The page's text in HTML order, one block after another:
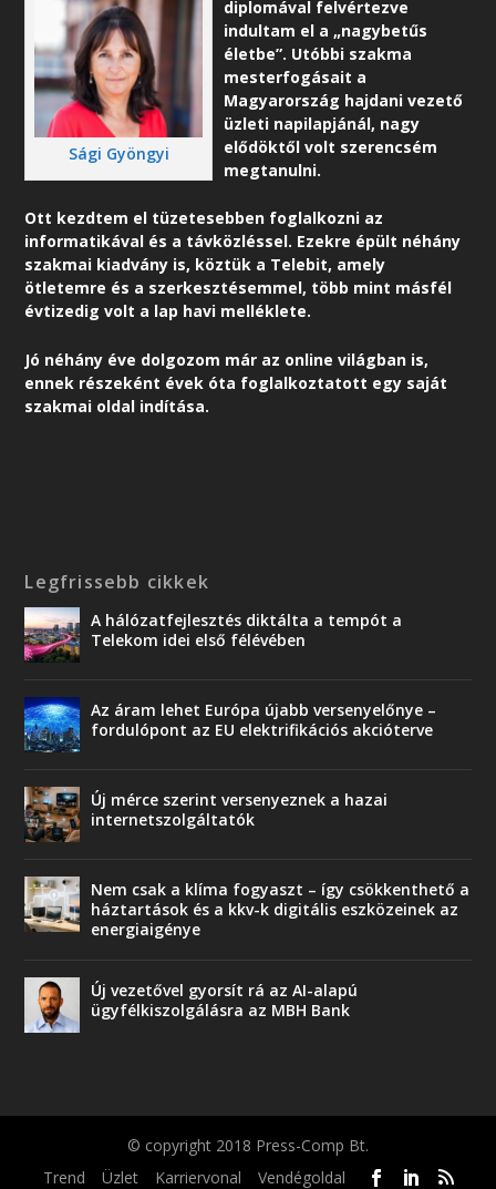
Sági Gyöngyi
diplomával felvértezve
indultam el a „nagybetűs
életbe”. Utóbbi szakma
mesterfogásait a
Magyarország hajdani vezető
üzleti napilapjánál, nagy
elődöktől volt szerencsém
megtanulni.
Ott kezdtem el tüzetesebben foglalkozni az
informatikával és a távközléssel. Ezekre épült néhány
szakmai kiadvány is, köztük a Telebit, amely
ötletemre és a szerkesztésemmel, több mint másfél
évtizedig volt a lap havi melléklete.
Jó néhány éve dolgozom már az online világban is,
ennek részeként évek óta foglalkoztatott egy saját
szakmai oldal indítása.
Legfrissebb cikkek
A hálózatfejlesztés diktálta a tempót a
Telekom idei első félévében
Az áram lehet Európa újabb versenyelőnye –
fordulópont az EU elektrifikációs akcióterve
Új mérce szerint versenyeznek a hazai
internetszolgáltatók
Nem csak a klíma fogyaszt – így csökkenthető a
háztartások és a kkv-k digitális eszközeinek az
energiaigénye
Új vezetővel gyorsít rá az AI-alapú
ügyfélkiszolgálásra az MBH Bank
© copyright 2018 Press-Comp Bt.
Trend
Üzlet Karriervonal Vendégoldal